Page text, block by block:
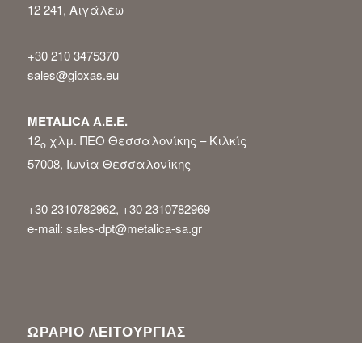
12 241, Αιγάλεω
+30 210 3475370
sales@gioxas.eu
METALICA Α.Ε.Ε.
12ο χλμ. ΠΕΟ Θεσσαλονίκης – Κιλκίς
57008, Ιωνία Θεσσαλονίκης
+30 2310782962, +30 2310782969
e-mail: sales-dpt@metalica-sa.gr
ΩΡΑΡΙΟ ΛΕΙΤΟΥΡΓΙΑΣ